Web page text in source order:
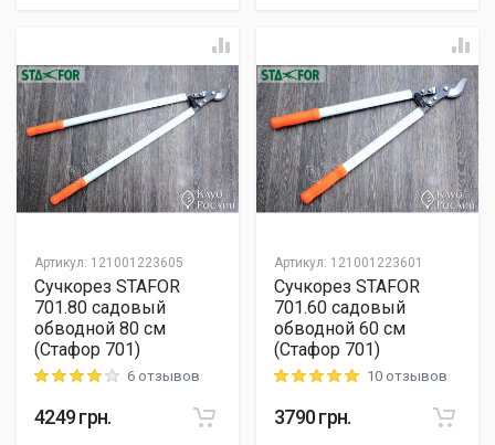
Артикул: 121001223605
Сучкорез STAFOR
701.80 садовый
обводной 80 см
(Стафор 701)
Rating: 4 out of 56 отзывов
4249грн.
Артикул: 121001223601
Сучкорез STAFOR
701.60 садовый
обводной 60 см
(Стафор 701)
Rating: 5 out of 510 отзывов
3790грн.